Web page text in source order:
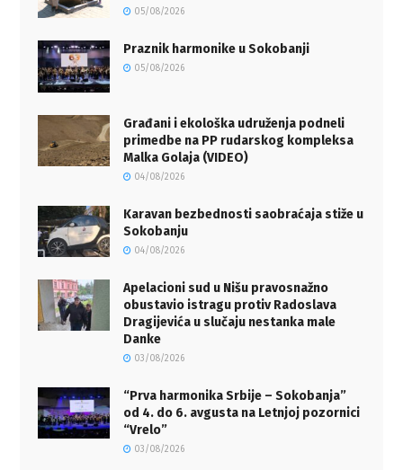
05/08/2026
Praznik harmonike u Sokobanji
05/08/2026
Građani i ekološka udruženja podneli
primedbe na PP rudarskog kompleksa
Malka Golaja (VIDEO)
04/08/2026
Karavan bezbednosti saobraćaja stiže u
Sokobanju
04/08/2026
Apelacioni sud u Nišu pravosnažno
obustavio istragu protiv Radoslava
Dragijevića u slučaju nestanka male
Danke
03/08/2026
“Prva harmonika Srbije – Sokobanja”
od 4. do 6. avgusta na Letnjoj pozornici
“Vrelo”
03/08/2026